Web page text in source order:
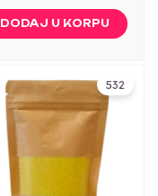
DODAJ U KORPU
532